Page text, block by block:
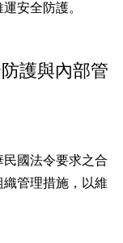
安全防護。
護與內部管
國法令要求之合
管理措施，以維